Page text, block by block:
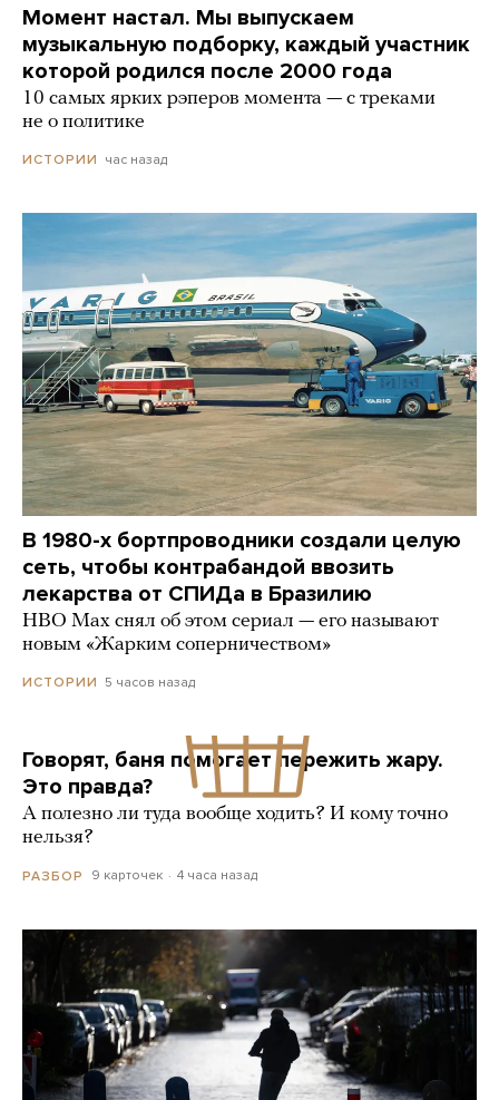
Момент настал. Мы выпускаем
музыкальную подборку, каждый участник
которой родился после 2000 года
10 самых ярких рэперов момента — с треками
не о политике
ИСТОРИИ час назад
В 1980-х бортпроводники создали целую
сеть, чтобы контрабандой ввозить
лекарства от СПИДа в Бразилию
HBO Max снял об этом сериал — его называют
новым «Жарким соперничеством»
ИСТОРИИ 5 часов назад
Говорят, баня помогает пережить жару.
Это правда?
А полезно ли туда вообще ходить? И кому точно
нельзя?
РАЗБОР 9 карточек 4 часа назад